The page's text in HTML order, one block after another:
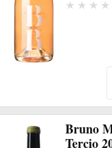
Bruno
Tercio